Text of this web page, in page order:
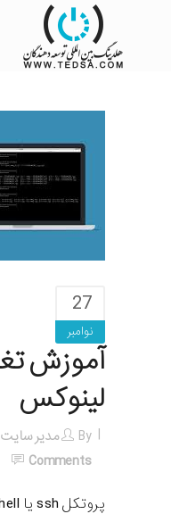
27
نوامبر
لینوکس
By مدیر سایت
Comments